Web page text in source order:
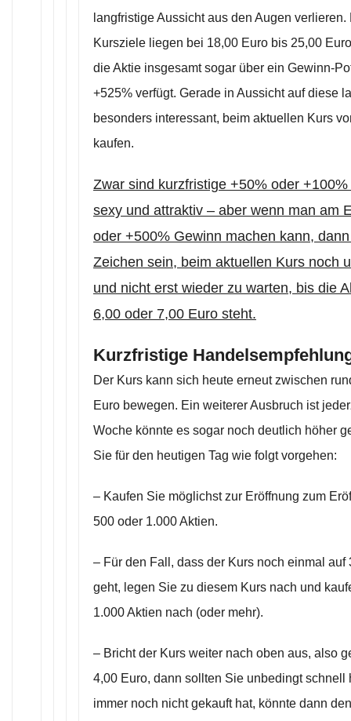
langfristige Aussicht aus den Augen
Kursziele liegen bei 18,00 Euro bis 25,00
die Aktie insgesamt sogar über ein Gewinn-
+525% verfügt. Gerade in Aussicht auf diese
besonders interessant, beim aktuellen Kurs
kaufen.
Zwar sind kurzfristige +50% oder
sexy und attraktiv – aber wenn man am
oder +500% Gewinn machen kann,
Zeichen sein, beim aktuellen Kurs noch
und nicht erst wieder zu warten, bis die
6,00 oder 7,00 Euro steht.
Kurzfristige
Der Kurs kann sich heute erneut zwischen
Euro bewegen. Ein weiterer Ausbruch ist
Woche könnte es sogar noch deutlich höher
Sie für den heutigen Tag wie folgt vorgehen:
– Kaufen Sie möglichst zur Eröffnung zum
500 oder 1.000 Aktien.
– Für den Fall, dass der Kurs noch einmal auf
geht, legen Sie zu diesem Kurs nach und
1.000 Aktien nach (oder mehr).
– Bricht der Kurs weiter nach oben aus, also
4,00 Euro, dann sollten Sie unbedingt schnell
immer noch nicht gekauft hat, könnte dann